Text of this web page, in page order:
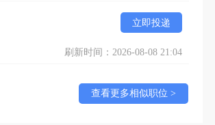
立即投递
刷新时间：2026-08-08 21:04
查看更多相似职位 >